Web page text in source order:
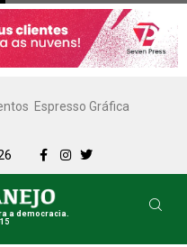
Espresso Gráfica
a democracia.